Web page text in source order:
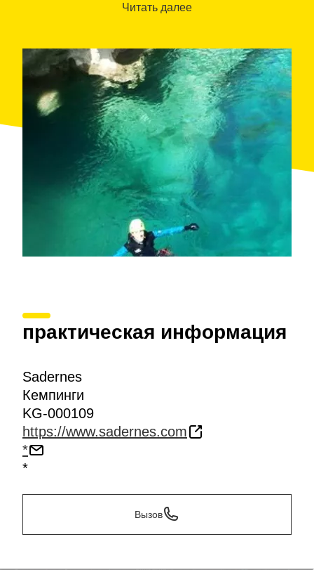
туристическое предприятие дополняет свое
ресторан и спортивная зона.
Читать далее
практическая информация
Sadernes
Кемпинги
KG-000109
https://www.sadernes.com
*
*
Вызов